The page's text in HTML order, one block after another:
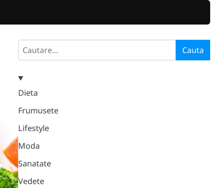
Search Cauta
Dieta
Frumusete
Lifestyle
Moda
Sanatate
Vedete